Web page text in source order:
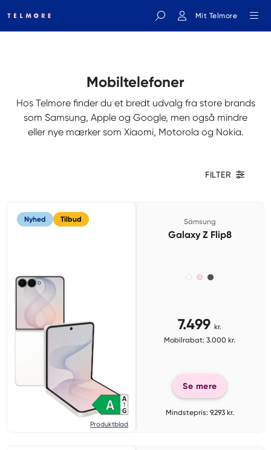
Mit Telmore
Mobiltelefoner
Hos Telmore finder du et bredt udvalg fra store brands
som Samsung, Apple og Google, men også mindre
eller nye mærker som Xiaomi, Motorola og Nokia.
FILTER
Nyhed Tilbud
Produktblad
Samsung
Galaxy Z Flip8
7.499 kr.
Mobilrabat: 3.000 kr.
Se mere
Mindstepris: 9.293 kr.